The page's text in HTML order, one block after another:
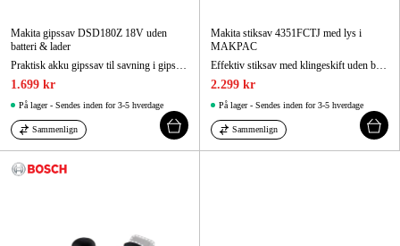
Makita gipssav DSD180Z 18V uden
batteri & lader
Praktisk akku gipssav til savning i gipsplader
1.699 kr
På lager - Sendes inden for 3-5 hverdage
Sammenlign
Makita stiksav 4351FCTJ med lys i
MAKPAC
Effektiv stiksav med klingeskift uden brug af værktøj og justerbar hastighed for professionelle
2.299 kr
På lager - Sendes inden for 3-5 hverdage
Sammenlign